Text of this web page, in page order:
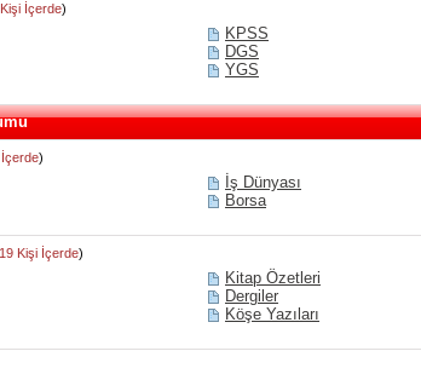
İçerde)
KPSS
DGS
YGS
)
İş Dünyası
Borsa
Kişi İçerde)
Kitap Özetleri
Dergiler
Köşe Yazıları